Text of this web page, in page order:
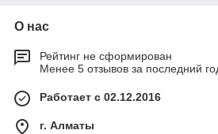
О нас
Рейтинг не сформирован
Менее 5 отзывов за последний
Работает с 02.12.2016
г. Алматы